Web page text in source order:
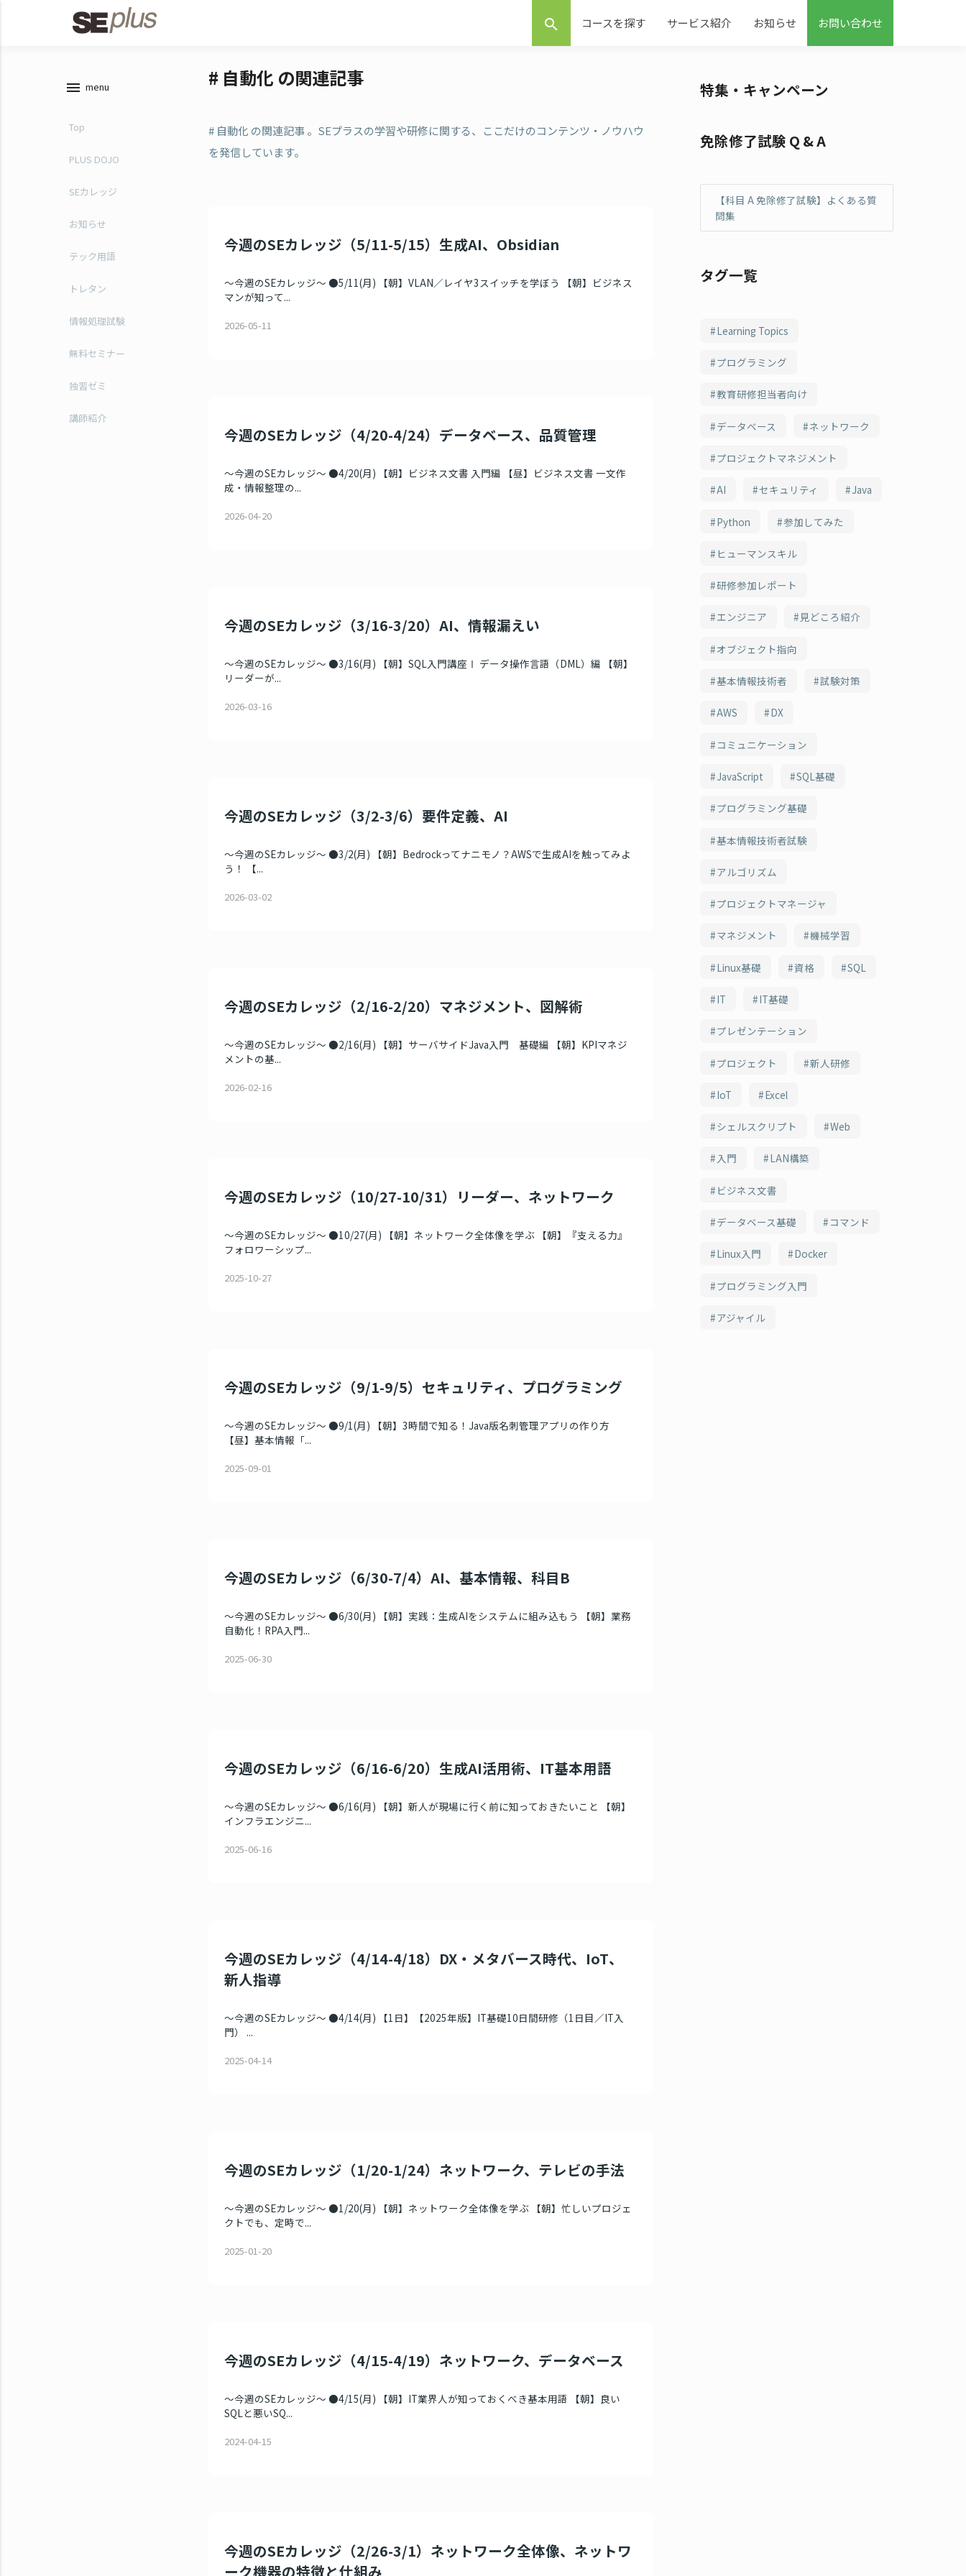
search コースを探す サービス紹介 お知らせ お問い合わせ
menu menu
Top
PLUS DOJO
SEカレッジ
お知らせ
テック用語
トレタン
情報処理試験
無料セミナー
独習ゼミ
講師紹介
# 自動化 の関連記事
# 自動化 の関連記事 。SEプラスの学習や研修に関する、ここだけのコンテンツ・ノウハウ
を発信しています。
今週のSEカレッジ（5/11-5/15）生成AI、Obsidian
～今週のSEカレッジ～ ●5/11(月) 【朝】VLAN／レイヤ3スイッチを学ぼう 【朝】ビジネス
マンが知って...
2026-05-11
今週のSEカレッジ（4/20-4/24）データベース、品質管理
～今週のSEカレッジ～ ●4/20(月) 【朝】ビジネス文書 入門編 【昼】ビジネス文書 一文作
成・情報整理の...
2026-04-20
今週のSEカレッジ（3/16-3/20）AI、情報漏えい
～今週のSEカレッジ～ ●3/16(月) 【朝】SQL入門講座Ⅰ データ操作言語（DML）編 【朝】
リーダーが...
2026-03-16
今週のSEカレッジ（3/2-3/6）要件定義、AI
～今週のSEカレッジ～ ●3/2(月) 【朝】Bedrockってナニモノ？AWSで生成AIを触ってみよ
う！ 【...
2026-03-02
今週のSEカレッジ（2/16-2/20）マネジメント、図解術
～今週のSEカレッジ～ ●2/16(月) 【朝】サーバサイドJava入門 基礎編 【朝】KPIマネジ
メントの基...
2026-02-16
今週のSEカレッジ（10/27-10/31）リーダー、ネットワーク
～今週のSEカレッジ～ ●10/27(月) 【朝】ネットワーク全体像を学ぶ 【朝】『支える力』
フォロワーシップ...
2025-10-27
今週のSEカレッジ（9/1-9/5）セキュリティ、プログラミング
～今週のSEカレッジ～ ●9/1(月) 【朝】3時間で知る！Java版名刺管理アプリの作り方
【昼】基本情報「...
2025-09-01
今週のSEカレッジ（6/30-7/4）AI、基本情報、科目B
～今週のSEカレッジ～ ●6/30(月) 【朝】実践：生成AIをシステムに組み込もう 【朝】業務
自動化！RPA入門...
2025-06-30
今週のSEカレッジ（6/16-6/20）生成AI活用術、IT基本用語
～今週のSEカレッジ～ ●6/16(月) 【朝】新人が現場に行く前に知っておきたいこと 【朝】
インフラエンジニ...
2025-06-16
今週のSEカレッジ（4/14-4/18）DX・メタバース時代、IoT、
新人指導
～今週のSEカレッジ～ ●4/14(月) 【1日】【2025年版】IT基礎10日間研修（1日目／IT入
門） ...
2025-04-14
今週のSEカレッジ（1/20-1/24）ネットワーク、テレビの手法
～今週のSEカレッジ～ ●1/20(月) 【朝】ネットワーク全体像を学ぶ 【朝】忙しいプロジェ
クトでも、定時で...
2025-01-20
今週のSEカレッジ（4/15-4/19）ネットワーク、データベース
～今週のSEカレッジ～ ●4/15(月) 【朝】IT業界人が知っておくべき基本用語 【朝】良い
SQLと悪いSQ...
2024-04-15
今週のSEカレッジ（2/26-3/1）ネットワーク全体像、ネットワ
ーク機器の特徴と仕組み
特集・キャンペーン
免除修了試験 Q & A
【科目 A 免除修了試験】よくある質
問集
タグ一覧
Learning Topics
プログラミング
教育研修担当者向け
データベース ネットワーク
プロジェクトマネジメント
AI セキュリティ Java
Python 参加してみた
ヒューマンスキル
研修参加レポート
エンジニア 見どころ紹介
オブジェクト指向
基本情報技術者 試験対策
AWS DX
コミュニケーション
JavaScript SQL基礎
プログラミング基礎
基本情報技術者試験
アルゴリズム
プロジェクトマネージャ
マネジメント 機械学習
Linux基礎 資格 SQL
IT IT基礎
プレゼンテーション
プロジェクト 新人研修
IoT Excel
シェルスクリプト Web
入門 LAN構築
ビジネス文書
データベース基礎 コマンド
Linux入門 Docker
プログラミング入門
アジャイル